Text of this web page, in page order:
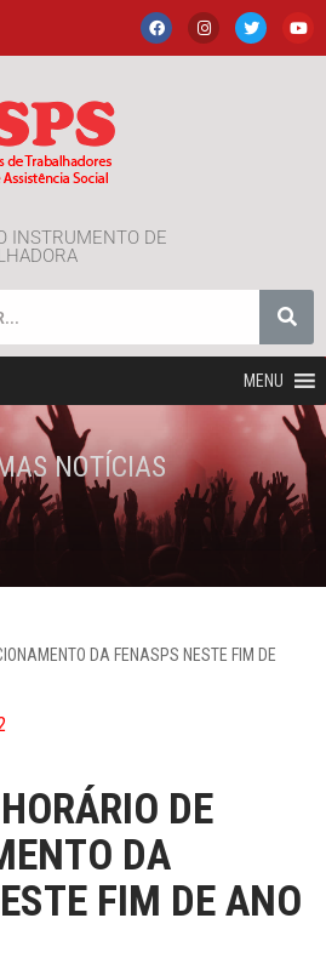
INSTRUMENTO DE
MENU
NOTÍCIAS
DA FENASPS NESTE FIM DE
DE
DA
FIM DE ANO